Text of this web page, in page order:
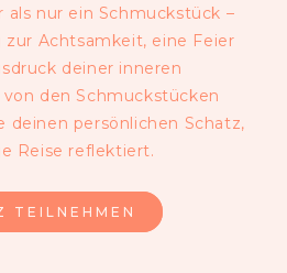
als nur ein Schmuckstück –
zur Achtsamkeit, eine Feier
deiner inneren
den Schmuckstücken
deinen persönlichen Schatz,
Reise reflektiert.
TEILNEHMEN